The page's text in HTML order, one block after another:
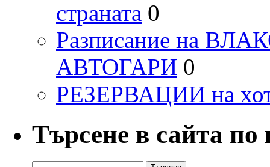
страната 0
Разписание на
АВТОГАРИ 0
РЕЗЕРВАЦИИ на
Търсене в сайта